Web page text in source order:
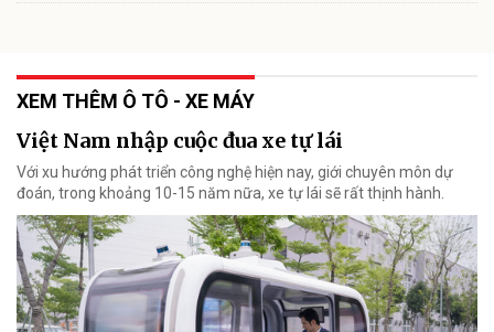
XEM THÊM Ô TÔ - XE MÁY
Việt Nam nhập cuộc đua xe tự lái
Với xu hướng phát triển công nghệ hiện nay, giới chuyên môn dự
đoán, trong khoảng 10-15 năm nữa, xe tự lái sẽ rất thịnh hành.